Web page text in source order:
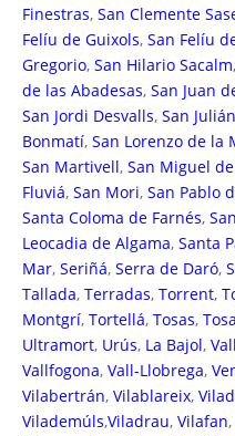
Finestras, San Clemente
Felíu de Guixols, San Felíu
Gregorio, San Hilario Sacalm,
de las Abadesas, San Juan
San Jordi Desvalls, San
Bonmatí, San Lorenzo de la
San Martivell, San Miguel
Fluviá, San Mori, San Pablo
Santa Coloma de Farnés,
Leocadia de Algama, Santa
Mar, Seriñá, Serra de Daró,
Tallada, Terradas, Torrent,
Montgrí, Tortellá, Tosas,
Ultramort, Urús, La Bajol,
Vallfogona, Vall-Llobrega,
Vilabertrán, Vilablareix,
Vilademúls,Viladrau, Vilafan,